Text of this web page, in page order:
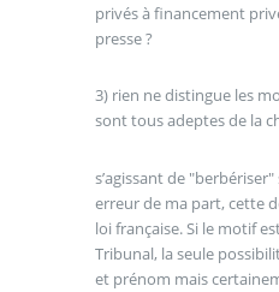
privés à financement
presse ?
3) rien ne distingue les
sont tous adeptes de la
s’agissant de
erreur de ma part, cette
loi française. Si le motif
Tribunal, la seule
et prénom mais